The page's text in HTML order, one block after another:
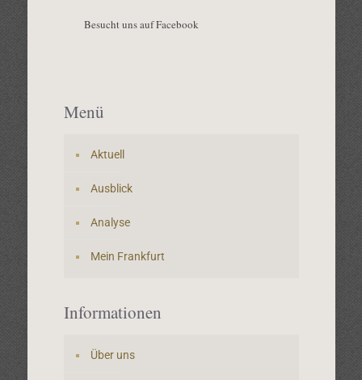
Besucht uns auf Facebook
Menü
Aktuell
Ausblick
Analyse
Mein Frankfurt
Informationen
Über uns